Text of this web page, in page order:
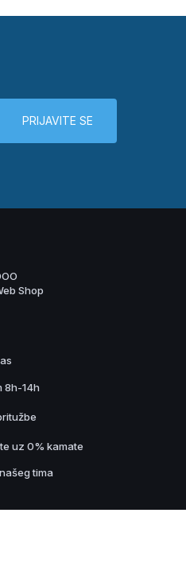
PRIJAVITE SE
Shop
8h-14h
uz 0% kamate
tima